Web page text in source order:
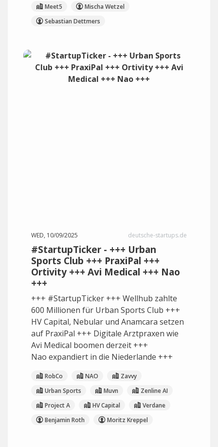
Meet5
Mischa Wetzel
Sebastian Dettmers
WED, 10/09/2025 deutsche-startups.de
#StartupTicker - +++ Urban
Sports Club +++ PraxiPal +++
Ortivity +++ Avi Medical +++ Nao
+++
+++ #StartupTicker +++ Wellhub zahlte
600 Millionen für Urban Sports Club +++
HV Capital, Nebular und Anamcara setzen
auf PraxiPal +++ Digitale Arztpraxen wie
Avi Medical boomen derzeit +++
Nao expandiert in die Niederlande +++
RobCo NAO
Zavvy
Urban Sports
Muvn
Zenline AI
Project A
HV Capital
Verdane
Benjamin Roth
Moritz Kreppel